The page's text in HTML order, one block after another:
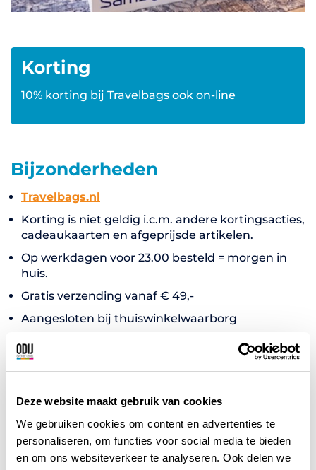
Deze website maakt gebruik van cookies
We gebruiken cookies om content en advertenties te
personaliseren, om functies voor social media te bieden
en om ons websiteverkeer te analyseren. Ook delen we
Korting
10% korting bij Travelbags ook on-line
Bijzonderheden
Travelbags.nl
Korting is niet geldig i.c.m. andere kortingsacties,
cadeaukaarten en afgeprijsde artikelen.
Op werkdagen voor 23.00 besteld = morgen in
huis.
Gratis verzending vanaf € 49,-
Aangesloten bij thuiswinkelwaarborg
korting?
De details van de actie zijn alleen zichtbaar na
invoering van uw 4 of 5 cijferig
lidmaatschapsnummer. (verplicht)